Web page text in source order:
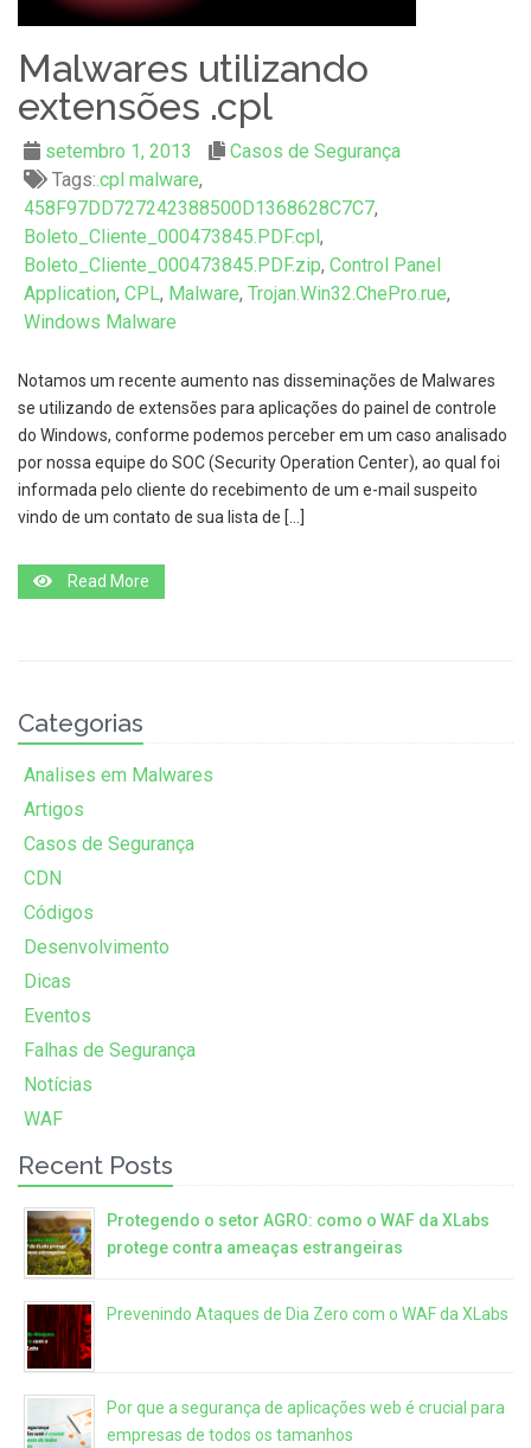
Malwares utilizando
extensões .cpl
setembro 1, 2013
Casos de Segurança
Tags:.cpl malware,
458F97DD727242388500D1368628C7C7,
Boleto_Cliente_000473845.PDF.cpl ,
Boleto_Cliente_000473845.PDF.zip, Control Panel
Application, CPL, Malware, Trojan.Win32.ChePro.rue,
Windows Malware
Notamos um recente aumento nas disseminações de Malwares
se utilizando de extensões para aplicações do painel de controle
do Windows, conforme podemos perceber em um caso analisado
por nossa equipe do SOC (Security Operation Center), ao qual foi
informada pelo cliente do recebimento de um e-mail suspeito
vindo de um contato de sua lista de […]
Read More
Categorias
Analises em Malwares
Artigos
Casos de Segurança
CDN
Códigos
Desenvolvimento
Dicas
Eventos
Falhas de Segurança
Notícias
WAF
Recent Posts
Protegendo o setor AGRO: como o WAF da XLabs
protege contra ameaças estrangeiras
Prevenindo Ataques de Dia Zero com o WAF da XLabs
Por que a segurança de aplicações web é crucial para
empresas de todos os tamanhos